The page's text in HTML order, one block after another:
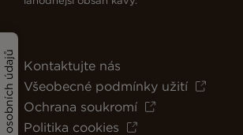
Kontaktujte nás
Všeobecné podmínky užití
Ochrana soukromí
Politika cookies